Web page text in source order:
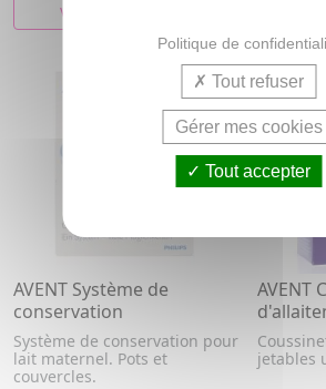
VOIR CET ARTICLE
AVENT Système de
conservation
Système de conservation pour
lait maternel. Pots et
couvercles.
AVENT
jetables
Politique de
Tout refuser
Gérer mes cookies
Tout accepter